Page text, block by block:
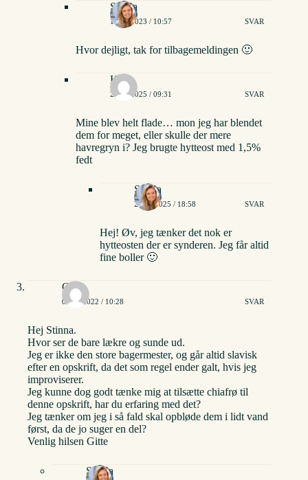
Stinna
19/10/2023 / 10:57 SVAR
Hvor dejligt, tak for tilbagemeldingen 🙂
Kiki
24/08/2025 / 09:31 SVAR
Mine blev helt flade… mon jeg har blendet
dem for meget, eller skulle der mere
havregryn i? Jeg brugte hytteost med 1,5%
fedt
Stinna
24/08/2025 / 18:58 SVAR
Hej! Øv, jeg tænker det nok er
hytteosten der er synderen. Jeg får altid
fine boller 🙂
Gitte
06/09/2022 / 10:28 SVAR
Hej Stinna.
Hvor ser de bare lækre og sunde ud.
Jeg er ikke den store bagermester, og går altid slavisk
efter en opskrift, da det som regel ender galt, hvis jeg
improviserer.
Jeg kunne dog godt tænke mig at tilsætte chiafrø til
denne opskrift, har du erfaring med det?
Jeg tænker om jeg i så fald skal opbløde dem i lidt vand
først, da de jo suger en del?
Venlig hilsen Gitte
Stinna